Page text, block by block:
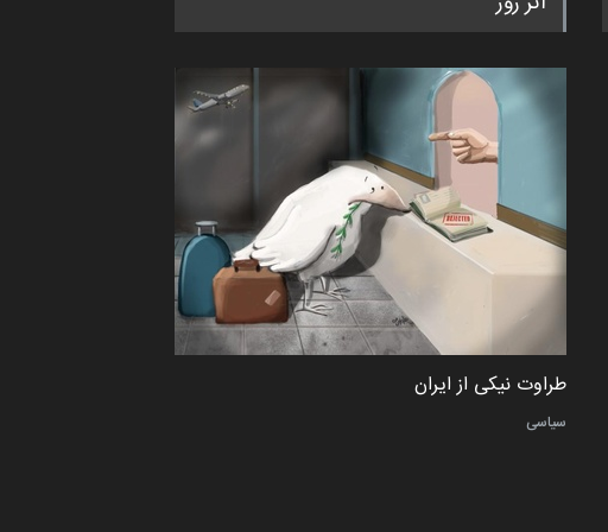
مسابقه بین‌المللی کارتون آیدین
دوغان، ترکیه،…
مهلت 2 ماه دیگر
پنجمین مسابقۀ بین‌المللی کارتون
CARTUNION ، …
طراوت نیکی از ایران
سیاسی